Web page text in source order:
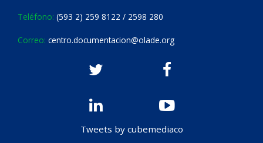
Teléfono: (593 2) 259 8122 / 2598 280
Correo: centro.documentacion@olade.org
Tweets by cubemediaco